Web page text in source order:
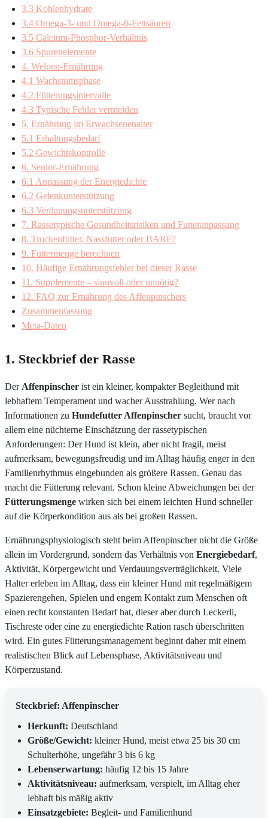
3.3 Kohlenhydrate
3.4 Omega-3- und Omega-6-Fettsäuren
3.5 Calcium-Phosphor-Verhältnis
3.6 Spurenelemente
4. Welpen-Ernährung
4.1 Wachstumsphase
4.2 Fütterungsintervalle
4.3 Typische Fehler vermeiden
5. Ernährung im Erwachsenenalter
5.1 Erhaltungsbedarf
5.2 Gewichtskontrolle
6. Senior-Ernährung
6.1 Anpassung der Energiedichte
6.2 Gelenkunterstützung
6.3 Verdauungsunterstützung
7. Rassetypische Gesundheitsrisiken und Futteranpassung
8. Trockenfutter, Nassfutter oder BARF?
9. Futtermenge berechnen
10. Häufige Ernährungsfehler bei dieser Rasse
11. Supplemente – sinnvoll oder unnötig?
12. FAQ zur Ernährung des Affenpinschers
Zusammenfassung
Meta-Daten
1. Steckbrief der Rasse
Der Affenpinscher ist ein kleiner, kompakter Begleithund mit
lebhaftem Temperament und wacher Ausstrahlung. Wer nach
Informationen zu Hundefutter Affenpinscher sucht, braucht vor
allem eine nüchterne Einschätzung der rassetypischen
Anforderungen: Der Hund ist klein, aber nicht fragil, meist
aufmerksam, bewegungsfreudig und im Alltag häufig enger in den
Familienrhythmus eingebunden als größere Rassen. Genau das
macht die Fütterung relevant. Schon kleine Abweichungen bei der
Fütterungsmenge wirken sich bei einem leichten Hund schneller
auf die Körperkondition aus als bei großen Rassen.
Ernährungsphysiologisch steht beim Affenpinscher nicht die Größe
allein im Vordergrund, sondern das Verhältnis von Energiebedarf,
Aktivität, Körpergewicht und Verdauungsverträglichkeit. Viele
Halter erleben im Alltag, dass ein kleiner Hund mit regelmäßigem
Spazierengehen, Spielen und engem Kontakt zum Menschen oft
einen recht konstanten Bedarf hat, dieser aber durch Leckerli,
Tischreste oder eine zu energiedichte Ration rasch überschritten
wird. Ein gutes Fütterungsmanagement beginnt daher mit einem
realistischen Blick auf Lebensphase, Aktivitätsniveau und
Körperzustand.
Steckbrief: Affenpinscher
Herkunft: Deutschland
Größe/Gewicht: kleiner Hund, meist etwa 25 bis 30 cm
Schulterhöhe, ungefähr 3 bis 6 kg
Lebenserwartung: häufig 12 bis 15 Jahre
Aktivitätsniveau: aufmerksam, verspielt, im Alltag eher
lebhaft bis mäßig aktiv
Einsatzgebiete: Begleit- und Familienhund